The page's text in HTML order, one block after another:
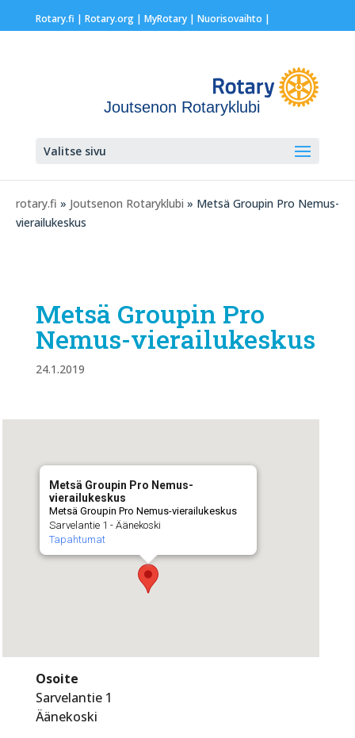
Rotary.fi | Rotary.org| MyRotary | Nuorisovaihto |
Joutsenon Rotaryklubi
Valitse sivu
rotary.fi » Joutsenon Rotaryklubi » Metsä Groupin Pro Nemus-
vierailukeskus
Metsä Groupin Pro
Nemus-vierailukeskus
24.1.2019
Metsä Groupin Pro Nemus-
vierailukeskus
Metsä Groupin Pro Nemus-vierailukeskus
Sarvelantie 1 - Äänekoski
Tapahtumat
Osoite
Sarvelantie 1
Äänekoski